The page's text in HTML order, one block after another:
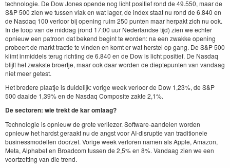
technologie. De Dow Jones opende nog licht positief rond de 49.550, maar de
S&P 500 zien we tussen vlak en wat lager, de index staat nu rond de 6.840 en
de Nasdaq 100 verloor bij opening ruim 250 punten maar herpakt zich nu ook.
In de loop van de middag (rond 17:00 uur Nederlandse tijd) zien we echter
opnieuw een patroon dat bekend begint te worden: na een zwakke opening
probeert de markt tractie te vinden en komt er wat herstel op gang. De S&P 500
klimt inmiddels terug richting de 6.840 en de Dow is licht positief. De Nasdaq
blijft het zwakste broertje, maar ook daar worden de dieptepunten van vandaag
niet meer getest.
Het bredere plaatje is duidelijk: vorige week verloor de Dow 1,23%, de S&P
500 daalde 1,39% en de Nasdaq Composite zakte 2,1%.
De sectoren: wie trekt de kar omlaag?
Technologie is opnieuw de grote verliezer. Software-aandelen worden
opnieuw het hardst geraakt nu de angst voor AI-disruptie van traditionele
businessmodellen doorzet. Vorige week verloren namen als Apple, Amazon,
Meta, Alphabet en Broadcom tussen de 2,5% en 8%. Vandaag zien we een
voortzetting van die trend.